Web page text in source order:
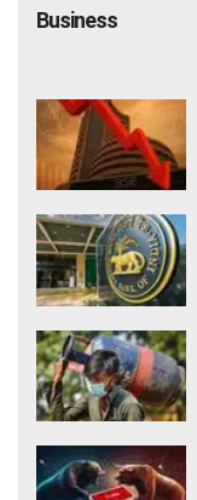
Business